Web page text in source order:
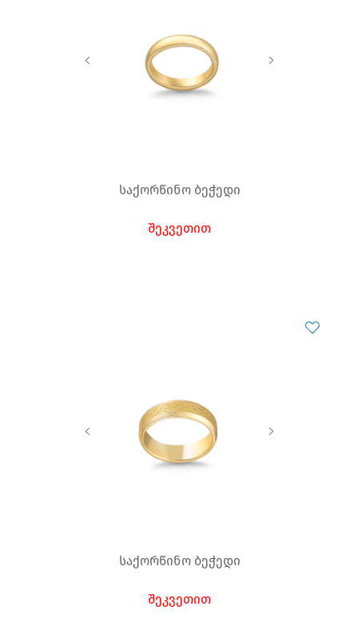
საქორწინო ბეჭედი
შეკვეთით
საქორწინო ბეჭედი
შეკვეთით